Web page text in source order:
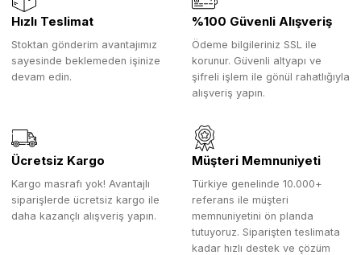
Hızlı Teslimat
Stoktan gönderim avantajımız
sayesinde beklemeden işinize
devam edin.
%100 Güvenli Alışveriş
Ödeme bilgileriniz SSL ile
korunur. Güvenli altyapı ve
şifreli işlem ile gönül rahatlığıyla
alışveriş yapın.
Ücretsiz Kargo
Kargo masrafı yok! Avantajlı
siparişlerde ücretsiz kargo ile
daha kazançlı alışveriş yapın.
Müşteri Memnuniyeti
Türkiye genelinde 10.000+
referans ile müşteri
memnuniyetini ön planda
tutuyoruz. Siparişten teslimata
kadar hızlı destek ve çözüm